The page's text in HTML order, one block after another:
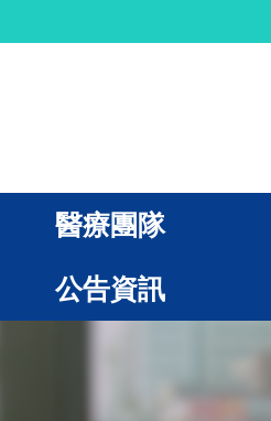
醫療團隊
公告資訊